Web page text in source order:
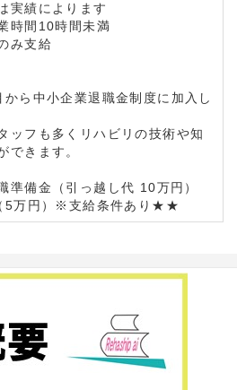
実績によります
時間10時間未満
み支給
ら中小企業退職金制度に加入し
ッフも多くリハビリの技術や知
できます。
備金（引っ越し代 10万円）
5万円）※支給条件あり★★